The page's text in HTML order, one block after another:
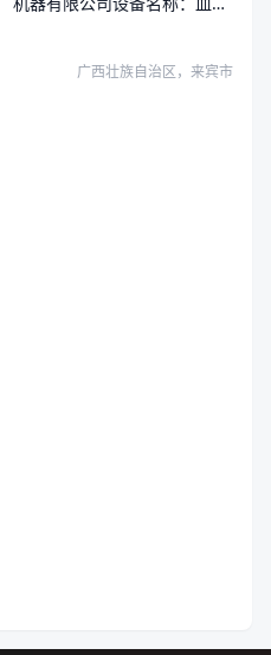
座X95-000300，复式泵柱塞
广西壮族自治区，来宾市